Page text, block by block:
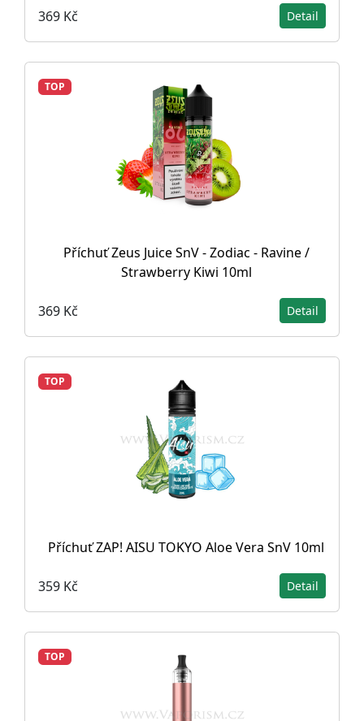
369 Kč Detail
TOP
Příchuť Zeus Juice SnV - Zodiac - Ravine /
Strawberry Kiwi 10ml
369 Kč Detail
TOP
Příchuť ZAP! AISU TOKYO Aloe Vera SnV 10ml
359 Kč Detail
TOP